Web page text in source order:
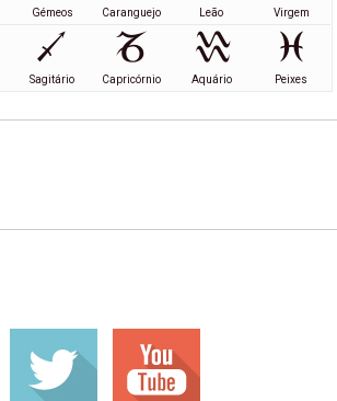
Gémeos Caranguejo Leão Virgem
Sagitário Capricórnio Aquário Peixes